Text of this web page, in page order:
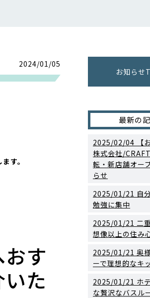
2024/01/05
す。
す
た
お知らせ
最新の
2025/02/04
【
株式会社/
転・新店舗オー
らせ
2025/01/21 自
勉強に集中
2025/01/21 二
想像以上の住み
2025/01/21 奥
ーで理想的なキ
2025/01/21 ホ
な贅沢なバスル